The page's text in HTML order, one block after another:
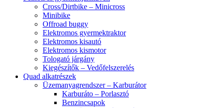
Cross/Dirtbike – Minicross
Minibike
Offroad buggy
Elektromos gyermektraktor
Elektromos kisautó
Elektromos kismotor
Tologató járgány
Kiegészítők – Vedőfelszerelés
Quad alkatrészek
Üzemanyagrendszer – Karburátor
Karburáto – Porlasztó
Benzincsapok